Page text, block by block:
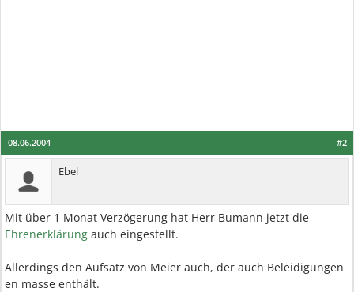
#2
08.06.2004
Ebel
Mit über 1 Monat Verzögerung hat Herr Bumann jetzt die
Ehrenerklärung auch eingestellt.
Allerdings den Aufsatz von Meier auch, der auch Beleidigungen
en masse enthält.